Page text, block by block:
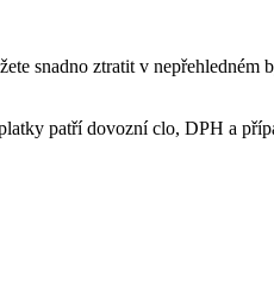
snadno ztratit v nepřehledném
patří dovozní clo, DPH a